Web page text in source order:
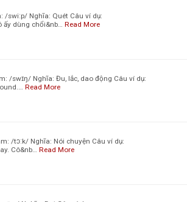
/swiːp/ Nghĩa: Quét Câu ví dụ:
ấy dùng chổi&nb… Read More
/swɪŋ/ Nghĩa: Đu, lắc, dao động Câu ví dụ:
Read More
/tɔːk/ Nghĩa: Nói chuyện Câu ví dụ:
Cô&nb… Read More